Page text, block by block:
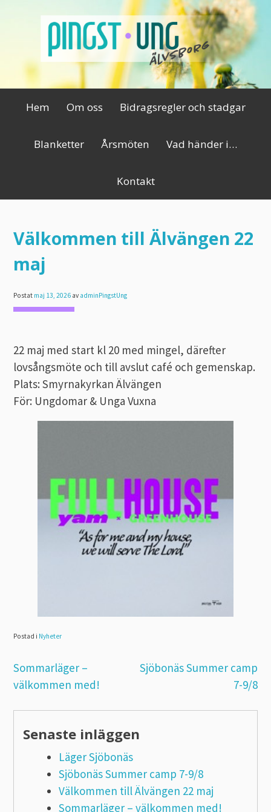
Primär
meny
Hem Om oss Bidragsregler och stadgar
Blanketter Årsmöten Vad händer i…
Kontakt
Välkommen till Älvängen 22
maj
Postat maj 13, 2026 av adminPingstUng
22 maj med start kl 20 med mingel, därefter
lovsångsmöte och till avslut café och gemenskap.
Plats: Smyrnakyrkan Älvängen
För: Ungdomar & Unga Vuxna
Postad i Nyheter
Inläggsnavigering
Sommarläger –
välkommen med!
Sjöbonäs Summer camp
7-9/8
Senaste inläggen
Läger Sjöbonäs
Sjöbonäs Summer camp 7-9/8
Välkommen till Älvängen 22 maj
Sommarläger – välkommen med!